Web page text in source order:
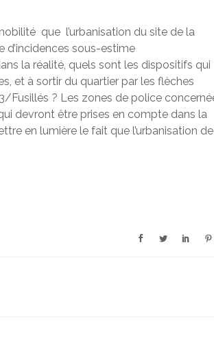
que l’urbanisation du site de la
d’incidences sous-estime
la réalité, quels sont les dispositifs qui
et à sortir du quartier par les flèches
Fusillés ? Les zones de police
devront être prises en compte dans la
en lumière le fait que l’urbanisation